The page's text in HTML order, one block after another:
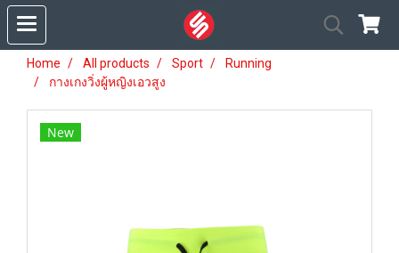
Home All products Sport
Running
กางเกงวิ่งผู้หญิงเอวสูง
New